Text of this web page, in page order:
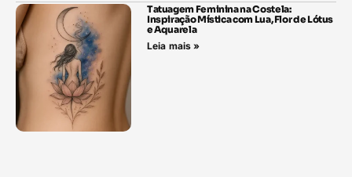
Tatuagem Feminina na Costela:
Inspiração Mística com Lua, Flor de Lótus
e Aquarela
Leia mais »